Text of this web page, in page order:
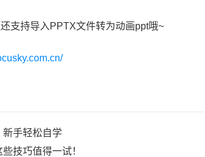
支持导入PPTX文件转为动画ppt哦~
新手轻松自学
技巧值得一试！